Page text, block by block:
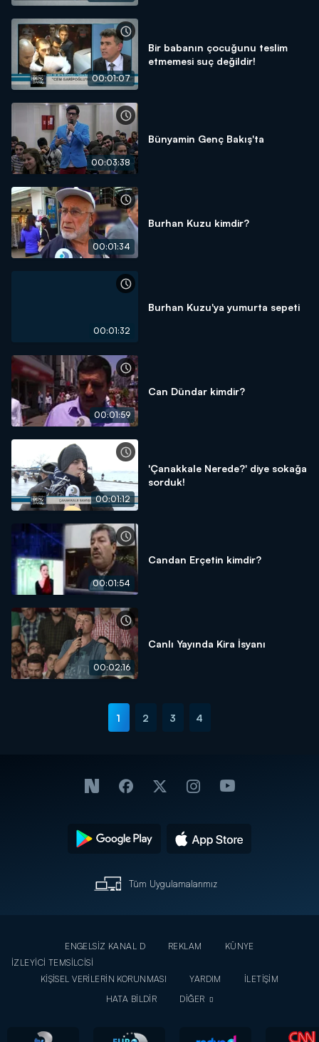
00:01:07
Bir babanın çocuğunu teslim
etmemesi suç değildir!
00:03:38
Bünyamin Genç Bakış'ta
00:01:34
Burhan Kuzu kimdir?
00:01:32
Burhan Kuzu'ya yumurta sepeti
00:01:59
Can Dündar kimdir?
00:01:12
'Çanakkale Nerede?' diye sokağa
sorduk!
00:01:54
Candan Erçetin kimdir?
00:02:16
Canlı Yayında Kira İsyanı
1 2 3 4
Tüm Uygulamalarımız
ENGELSİZ KANAL D REKLAM
KÜNYE
İZLEYİCİ TEMSİLCİSİ
KİŞİSEL VERİLERİN KORUNMASI
YARDIM
İLETİŞİM
HATA BİLDİR
DİĞER